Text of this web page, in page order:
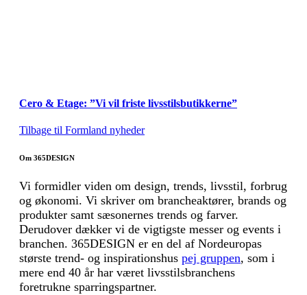
Cero & Etage: ”Vi vil friste livsstilsbutikkerne”
Tilbage til Formland nyheder
Om 365DESIGN
Vi formidler viden om design, trends, livsstil, forbrug
og økonomi. Vi skriver om brancheaktører, brands og
produkter samt sæsonernes trends og farver.
Derudover dækker vi de vigtigste messer og events i
branchen. 365DESIGN er en del af Nordeuropas
største trend- og inspirationshus pej gruppen, som i
mere end 40 år har været livsstilsbranchens
foretrukne sparringspartner.